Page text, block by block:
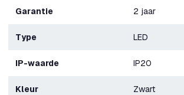
Garantie 2 jaar
Type LED
IP-waarde IP20
Kleur Zwart